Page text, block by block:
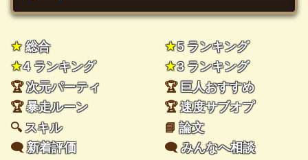
★総合 ★5 ランキング
★4 ランキング ★3 ランキング
🏆次元パーティ 🏆巨人おすすめ
🏆暴走ルーン 🏆速度サブオプ
🔍スキル 📘論文
🗨️新着評価 🗨️みんなへ相談